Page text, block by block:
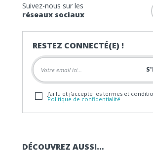
Suivez-nous sur les
réseaux sociaux
RESTEZ CONNECTÉ(E) !
J'ai lu et j'accepte les termes et
Politique de confidentialité
DÉCOUVREZ AUSSI…